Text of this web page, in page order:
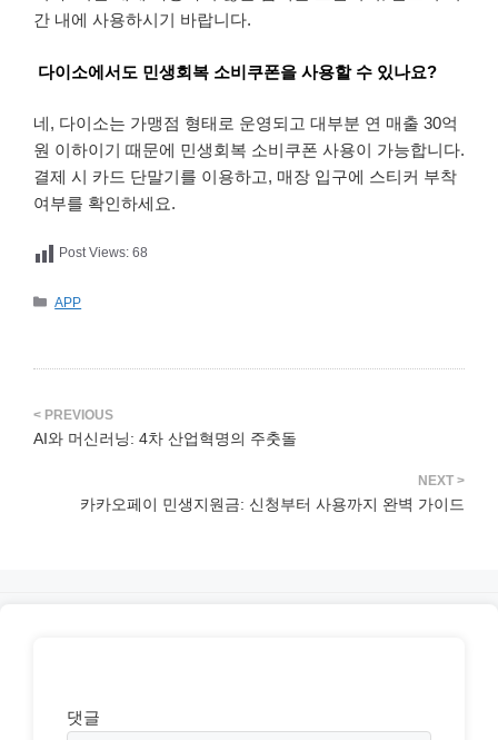
간 내에 사용하시기 바랍니다.
다이소에서도 민생회복 소비쿠폰을 사용할 수 있나요?
네, 다이소는 가맹점 형태로 운영되고 대부분 연 매출 30억
원 이하이기 때문에 민생회복 소비쿠폰 사용이 가능합니다.
결제 시 카드 단말기를 이용하고, 매장 입구에 스티커 부착
여부를 확인하세요.
Post Views: 68
카
APP
AI와 머신러닝: 4차 산업혁명의 주춧돌
카카오페이 민생지원금: 신청부터 사용까지 완벽 가이드
댓글